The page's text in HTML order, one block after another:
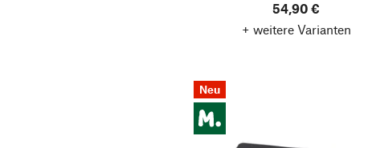
54,90 €
+ weitere Varianten
Neu